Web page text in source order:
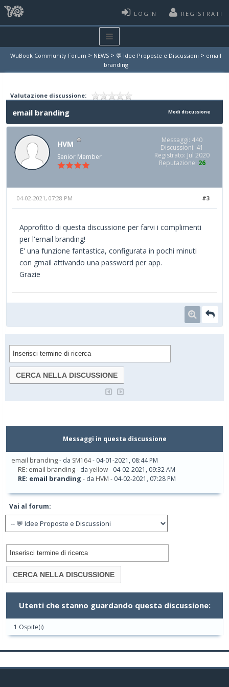
LOGIN REGISTRATI
WuBook Community Forum > NEWS > 💬 Idee Proposte e Discussioni > email
branding
Valutazione discussione:
Modi discussione
email branding
HVM
Senior Member
Messaggi: 440
Discussioni: 41
Registrato: Jul 2020
Reputazione: 26
#3
04-02-2021, 07:28 PM
Approfitto di questa discussione per farvi i complimenti
per l'email branding!
E' una funzione fantastica, configurata in pochi minuti
con gmail attivando una password per app.
Grazie
Messaggi in questa discussione
email branding- da SM164- 04-01-2021, 08:44 PM
RE: email branding- da yellow- 04-02-2021, 09:32 AM
RE: email branding - da HVM - 04-02-2021, 07:28 PM
Vai al forum:
Utenti che stanno guardando questa discussione:
1 Ospite(i)